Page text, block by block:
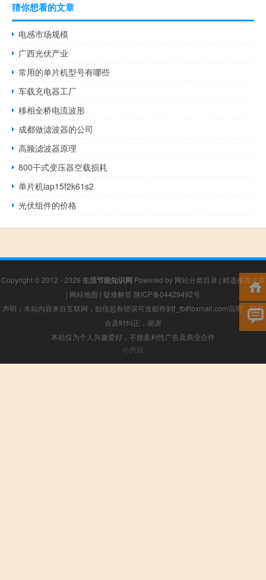
猜你想看的文章
电感市场规模
广西光伏产业
常用的单片机型号有哪些
车载充电器工厂
移相全桥电流波形
成都做滤波器的公司
高频滤波器原理
800干式变压器空载损耗
单片机iap15f2k61s2
光伏组件的价格
Copyright © 2012 - 2026 生活节能知识网 Powered by 网站分类目录 | 精选推荐文章
| 网站地图 | 疑难解答 陕ICP备04429492号
声明：本站内容来自互联网，如信息有错误可发邮件到f_fb#foxmail.com说明，我们
会及时纠正，谢谢
本站仅为个人兴趣爱好，不接盈利性广告及商业合作
小男孩